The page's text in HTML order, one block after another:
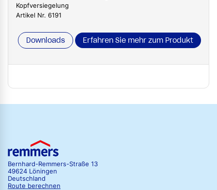
Kopfversiegelung
Artikel Nr. 6191
Downloads Erfahren Sie mehr zum Produkt
Bernhard-Remmers-Straße 13
49624 Löningen
Deutschland
Route berechnen